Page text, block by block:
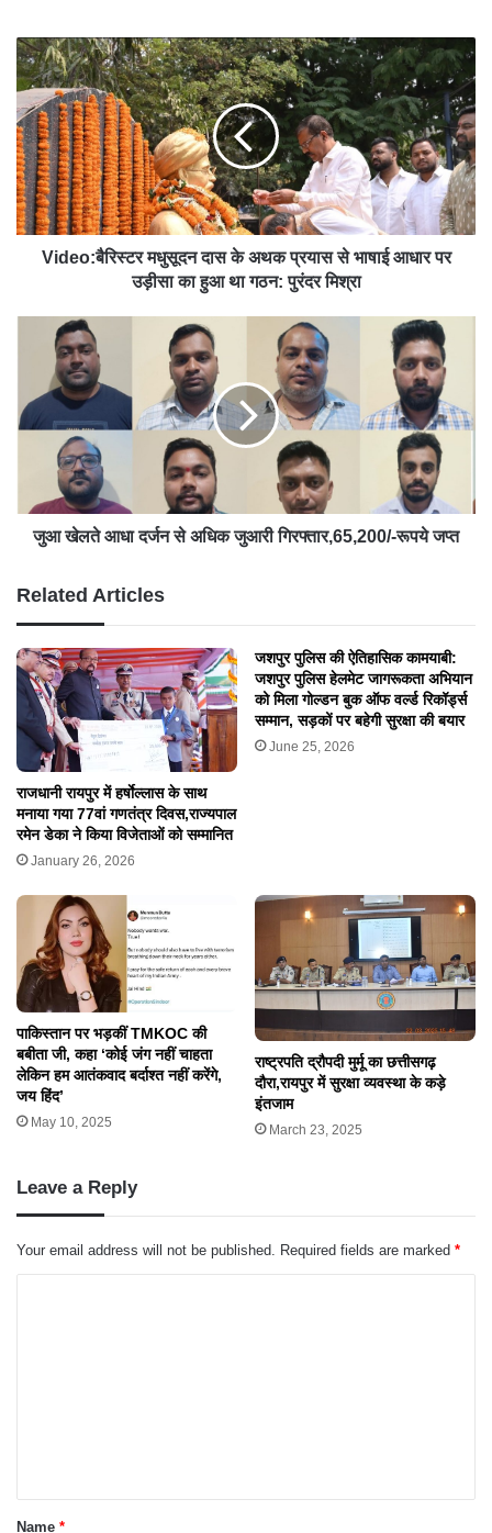
e
Video:बैरिस्टर मधुसूदन दास के अथक प्रयास से भाषाई आधार पर
उड़ीसा का हुआ था गठन: पुरंदर मिश्रा
जुआ खेलते आधा दर्जन से अधिक जुआरी गिरफ्तार,65,200/-रूपये जप्त
Related Articles
राजधानी रायपुर में हर्षाेल्लास के साथ
मनाया गया 77वां गणतंत्र दिवस,राज्यपाल
रमेन डेका ने किया विजेताओं को सम्मानित
January 26, 2026
जशपुर पुलिस की ऐतिहासिक कामयाबी:
जशपुर पुलिस हेलमेट जागरूकता अभियान
को मिला गोल्डन बुक ऑफ वर्ल्ड रिकॉर्ड्स
सम्मान, सड़कों पर बहेगी सुरक्षा की बयार
June 25, 2026
पाकिस्तान पर भड़कीं TMKOC की
बबीता जी, कहा ‘कोई जंग नहीं चाहता
लेकिन हम आतंकवाद बर्दाश्त नहीं करेंगे,
जय हिंद’
May 10, 2025
राष्ट्रपति द्रौपदी मुर्मू का छत्तीसगढ़
दौरा,रायपुर में सुरक्षा व्यवस्था के कड़े
इंतजाम
March 23, 2025
Leave a Reply
Your email address will not be published. Required fields are marked *
*Name *